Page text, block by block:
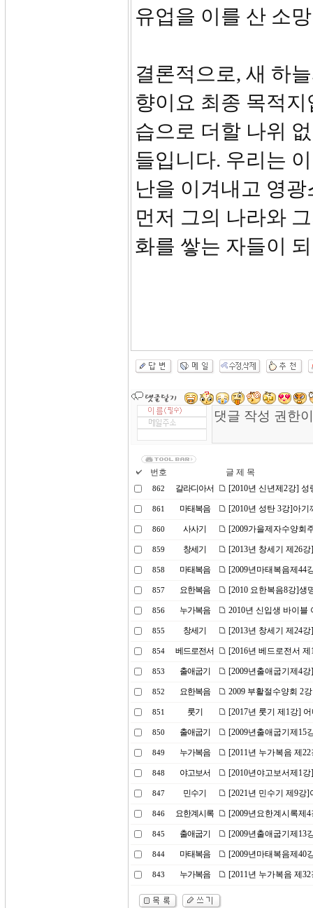
유업을 이를 산 소
결론적으로, 새 하
향이요 최종 목적
습으로 더할 나위
들입니다. 우리는
난을 이겨내고 영
먼저 그의 나라와
화를 쌓는 자들이
번호 글 제 목
862 갈라디아서 [2010년 신년제2강]
861 마태복음 [2010년 성탄 3강]아기
860 사사기 [2009가을제자수양회
859 창세기 [2013년 창세기 제26
858 마태복음 [2009년마태복음제44
857 요한복음 [2010 요한복음8강]생
856 누가복음 2010년 신입생 바이블
855 창세기 [2013년 창세기 제24
854 베드로전서 [2016년 베드로전서
853 출애굽기 [2009년출애굽기제4
852 요한복음 2009 부활절수양회 2
851 룻기 [2017년 룻기 제1강]
850 출애굽기 [2009년출애굽기제15
849 누가복음 [2011년 누가복음 제
848 야고보서 [2010년야고보서제1
847 민수기 [2021년 민수기 제9강
846 요한계시록 [2009년요한계시록제
845 출애굽기 [2009년출애굽기제13
844 마태복음 [2009년마태복음제40
843 누가복음 [2011년 누가복음 제